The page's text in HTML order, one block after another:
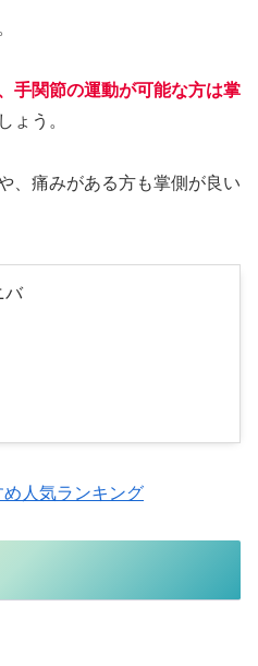
手関節の運動が可能な方は掌
ょう。
、痛みがある方も掌側が良い
バ
人気ランキング